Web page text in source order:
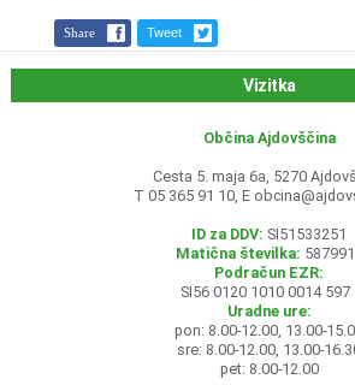
Share Tweet
Vizitka
Občina Ajdovščina
Cesta 5. maja 6a, 5270
T 05 365 91 10, E
ID za DDV: SI51533251
Matična številka:
Podračun EZR:
SI56 0120 1010 0014 597
Uradne ure:
pon: 8.00-12.00, 13.00-
sre: 8.00-12.00, 13.00-
pet: 8.00-12.00